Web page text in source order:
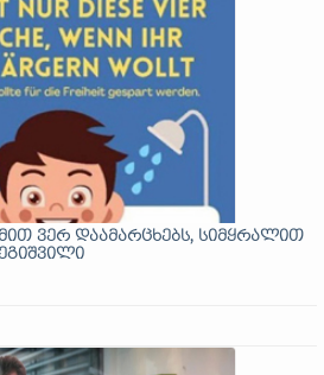
ვერ დაამარცხებს, სიმყრალით